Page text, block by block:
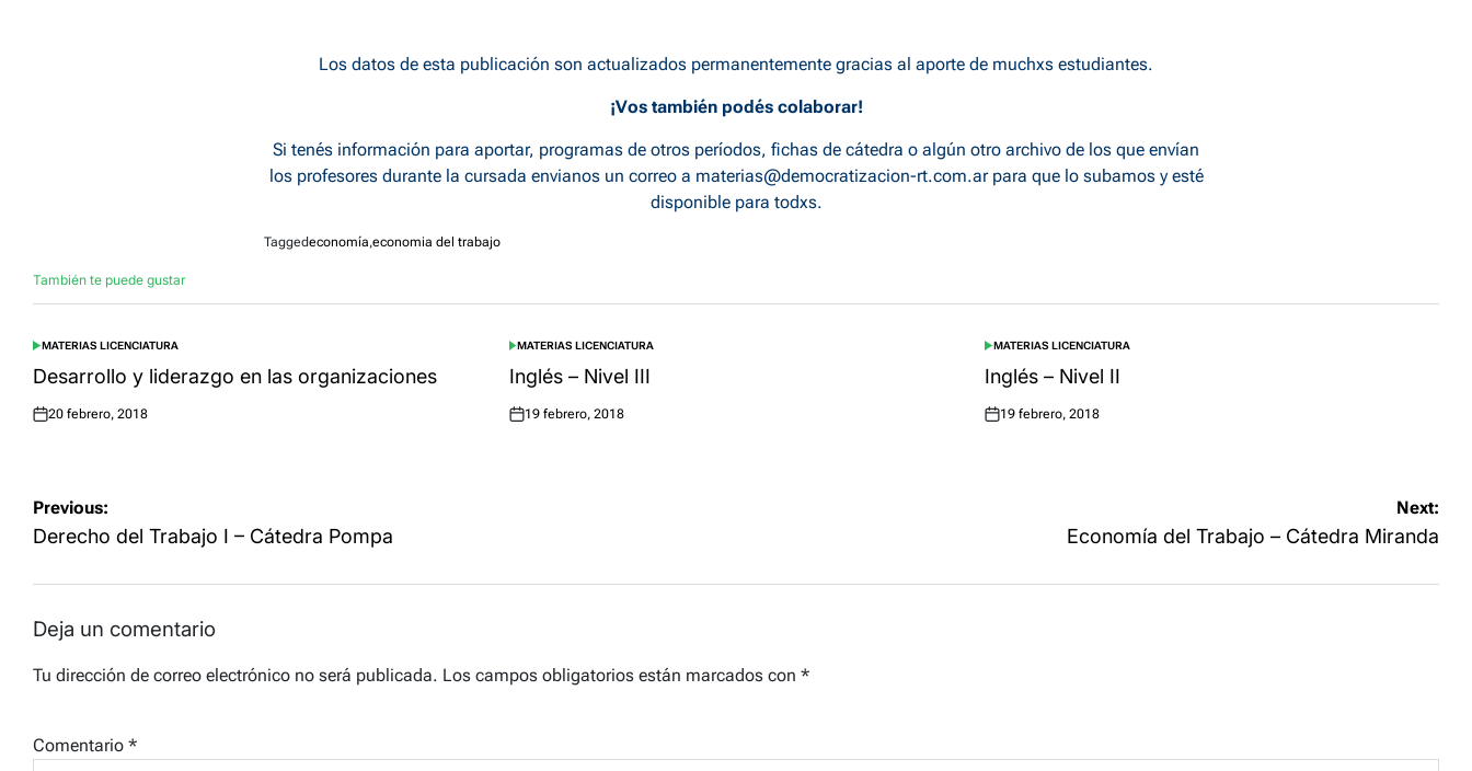
Los datos de esta publicación son actualizados permanentemente gracias al aporte de muchxs estudiantes.
¡Vos también podés colaborar!
Si tenés información para aportar, programas de otros períodos, fichas de cátedra o algún otro archivo de los que envían
los profesores durante la cursada envianos un correo a materias@democratizacion-rt.com.arpara que lo subamos y esté
disponible para todxs.
Taggedeconomía,economia del trabajo
También te puede gustar
POSTED
IN
MATERIAS LICENCIATURA
Desarrollo y liderazgo en las organizaciones
Posted
20 febrero, 2018
POSTED
IN
MATERIAS LICENCIATURA
Inglés – Nivel III
Posted
19 febrero, 2018
POSTED
IN
MATERIAS LICENCIATURA
Inglés – Nivel II
Posted
19 febrero, 2018
Navegación
de
Previous:
Derecho del Trabajo I – Cátedra Pompa
Next:
Economía del Trabajo – Cátedra Miranda
Deja un comentario
Tu dirección de correo electrónico no será publicada. Los campos obligatorios están marcados con *
Comentario *